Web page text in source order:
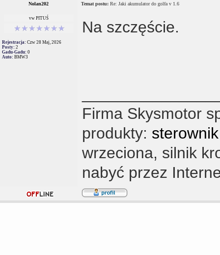
Nolan202 Temat postu: Re: Jaki akumulator do golfa v 1.6
vw PITUŚ
Rejestracja: Czw 28 Maj, 2026
Posty: 2
Gadu-Gadu: 0
Auto: BMW3
Na szczęście.
Firma Skysmotor
produkty:
wrzeciona, silnik
nabyć przez